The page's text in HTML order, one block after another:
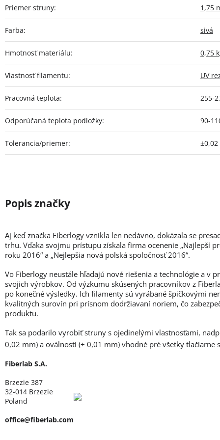
Priemer struny: 1,75
Farba: sivá
Hmotnosť materiálu: 0,75
Vlastnosť filamentu: UV
Pracovná teplota: 255-
Odporúčaná teplota podložky: 90-
Tolerancia/priemer:
Aj keď značka Fiberlogy vznikla len nedávno, dokázala se
trhu. Vďaka svojmu prístupu získala firma ocenenie „Najlepší
roku 2016“ a „Nejlepšia nová polská spoločnosť 2016“.
Vo Fiberlogy neustále hľadajú nové riešenia a technológie a v
svojich výrobkov. Od výzkumu skúsených pracovníkov z
po konečné výsledky. Ich filamenty sú vyrábané špičkovými
kvalitných surovín pri prísnom dodržiavaní noriem, čo
produktu.
Tak sa podarilo vyrobiť struny s ojedinelými vlastnosťami,
0,02 mm) a oválnosti (+ 0,01 mm) vhodné pré všetky tlačiarne
Fiberlab S.A.
Brzezie 387
32-014 Brzezie
Poland
office@fiberlab.com